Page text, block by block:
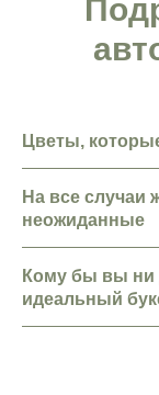
Цветы,
На все случаи
неожиданные
Кому бы вы ни
идеальный